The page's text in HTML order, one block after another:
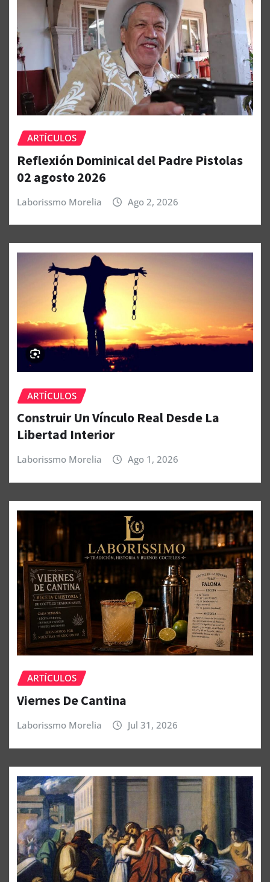
ARTÍCULOS
Reflexión Dominical del Padre Pistolas
02 agosto 2026
Laborissmo Morelia Ago 2, 2026
ARTÍCULOS
Construir Un Vínculo Real Desde La
Libertad Interior
Laborissmo Morelia Ago 1, 2026
ARTÍCULOS
Viernes De Cantina
Laborissmo Morelia Jul 31, 2026